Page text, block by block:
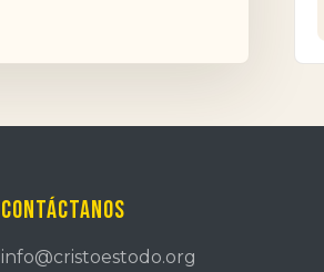
Contáctanos
info@cristoestodo.org